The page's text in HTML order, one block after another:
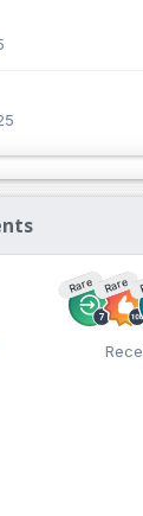
Rare Rare